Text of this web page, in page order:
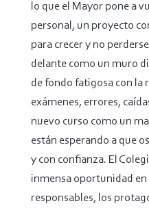
lo que el Mayor pone a
personal, un proyecto
para crecer y no
delante como un muro
de fondo fatigosa con la
exámenes, errores,
nuevo curso como un
están esperando a que
y con confianza. El
inmensa oportunidad en
responsables, los